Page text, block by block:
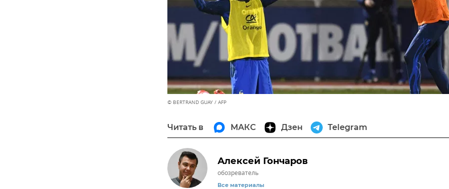
© BERTRAND GUAY / AFP
Читать в МАКС Дзен Telegram
Алексей Гончаров
обозреватель
Все материалы